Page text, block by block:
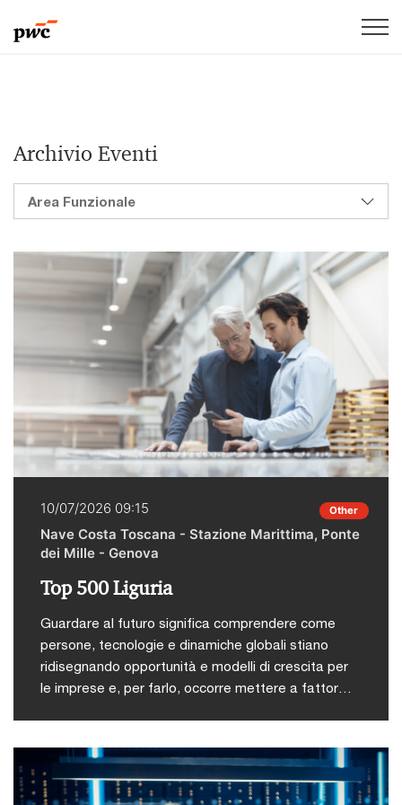
Archivio Eventi
10/07/2026 09:15 Other
Nave Costa Toscana - Stazione Marittima, Ponte
dei Mille - Genova
Top 500 Liguria
Guardare al futuro significa comprendere come
persone, tecnologie e dinamiche globali stiano
ridisegnando opportunità e modelli di crescita per
le imprese e, per farlo, occorre mettere a fattor
Repubblica Genova e l’Università di Genova,
organizza venerdì 10 luglio alle ore 9.15 a bordo
della nave Costa Toscana la decima edizione di